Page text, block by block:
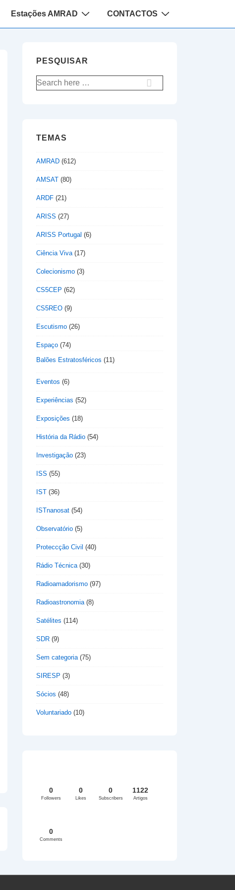
Estações AMRAD CONTACTOS
PESQUISAR
Pesquisar
por:
TEMAS
AMRAD (612)
AMSAT (80)
ARDF (21)
ARISS (27)
ARISS Portugal (6)
Ciência Viva(17)
Colecionismo (3)
CS5CEP (62)
CS5REO (9)
Escutismo (26)
Espaço (74)
Balões Estratosféricos (11)
Eventos (6)
Experiências (52)
Exposições (18)
História da Rádio (54)
Investigação (23)
ISS (55)
IST (36)
ISTnanosat (54)
Observatório (5)
Proteccção Civil (40)
Rádio Técnica(30)
Radioamadorismo (97)
Radioastronomia(8)
Satélites (114)
SDR (9)
Sem categoria(75)
SIRESP (3)
Sócios (48)
Voluntariado (10)
0
Followers
0
Likes
0
Subscribers
1122
Artigos
0
Comments